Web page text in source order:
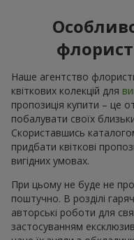
Наше агентство
квіткових колекцій для
пропозиція купити – це
побалувати своїх
Скориставшись
придбати квіткові
вигідних умовах.
При цьому не буде не
поштучно. В розділі
авторські роботи для
застосуванням